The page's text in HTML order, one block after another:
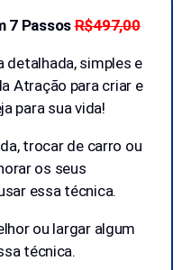
7 PassosR$497,00
detalhada, simples e
Atração para criar e
para sua vida!
trocar de carro ou
os seus
essa técnica.
ou largar algum
técnica.